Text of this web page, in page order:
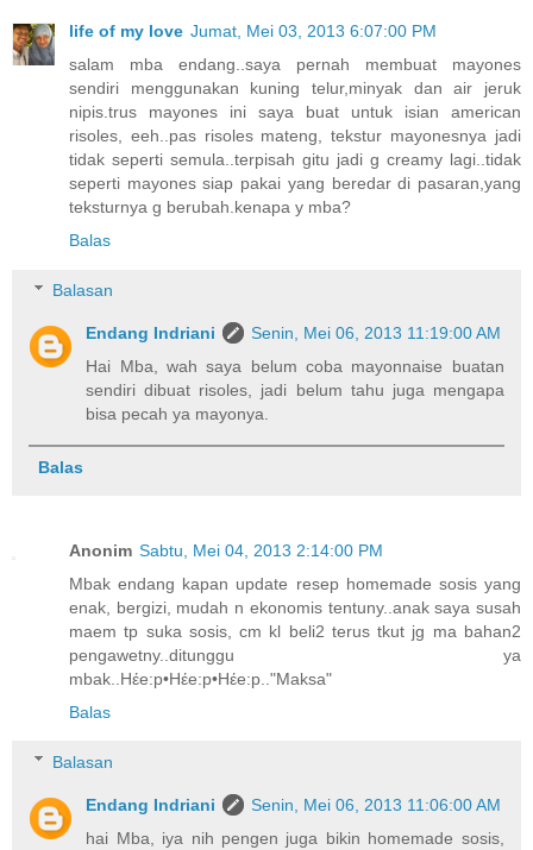
life of my love Jumat, Mei 03, 2013 6:07:00 PM
salam mba endang..saya pernah membuat mayones
sendiri menggunakan kuning telur,minyak dan air jeruk
nipis.trus mayones ini saya buat untuk isian american
risoles, eeh..pas risoles mateng, tekstur mayonesnya jadi
tidak seperti semula..terpisah gitu jadi g creamy lagi..tidak
seperti mayones siap pakai yang beredar di pasaran,yang
teksturnya g berubah.kenapa y mba?
Balas
Balasan
Endang Indriani
Senin, Mei 06, 2013 11:19:00 AM
Hai Mba, wah saya belum coba mayonnaise buatan
sendiri dibuat risoles, jadi belum tahu juga mengapa
bisa pecah ya mayonya.
Balas
Anonim Sabtu, Mei 04, 2013 2:14:00 PM
Mbak endang kapan update resep homemade sosis yang
enak, bergizi, mudah n ekonomis tentuny..anak saya susah
maem tp suka sosis, cm kl beli2 terus tkut jg ma bahan2
pengawetny..ditunggu ya
mbak..Hέe:p•Hέe:p•Hέe:p.."Maksa"
Balas
Balasan
Endang Indriani
Senin, Mei 06, 2013 11:06:00 AM
hai Mba, iya nih pengen juga bikin homemade sosis,